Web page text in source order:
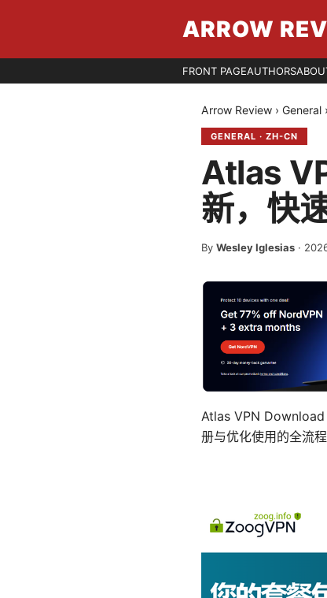
ARROW
FRONT PAGEAUTHORS
Arrow Review › General ›
GENERAL · ZH-CN
Atlas
新，快
By Wesley Iglesias ·
Atlas VPN Download
册与优化使用的全流